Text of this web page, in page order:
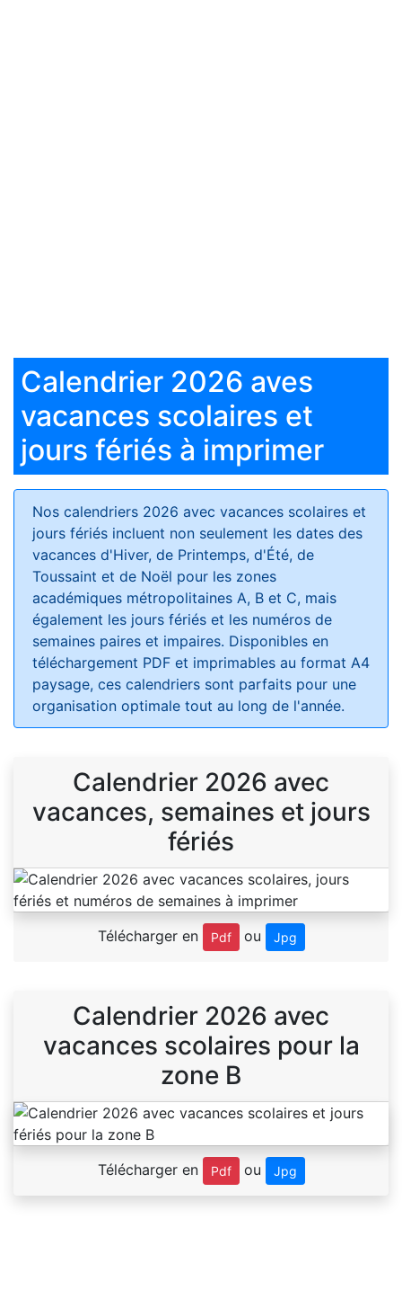
Calendrier 2026 aves
vacances scolaires et
jours fériés à imprimer
Nos calendriers 2026 avec vacances scolaires et
jours fériés incluent non seulement les dates des
vacances d'Hiver, de Printemps, d'Été, de
Toussaint et de Noël pour les zones
académiques métropolitaines A, B et C, mais
également les jours fériés et les numéros de
semaines paires et impaires. Disponibles en
téléchargement PDF et imprimables au format A4
paysage, ces calendriers sont parfaits pour une
organisation optimale tout au long de l'année.
Calendrier 2026 avec
vacances, semaines et jours
fériés
Télécharger en Pdf ou Jpg
Calendrier 2026 avec
vacances scolaires pour la
zone B
Télécharger en Pdf ou Jpg